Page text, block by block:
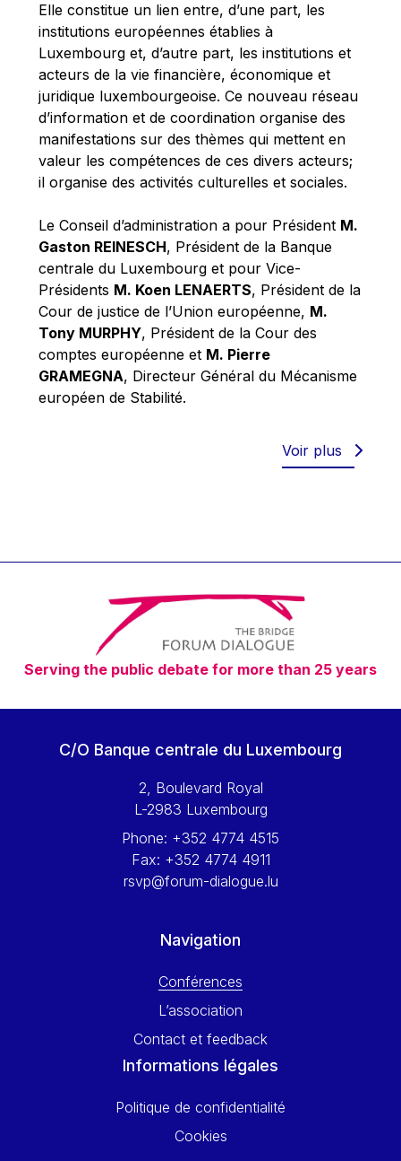
Michael Sohlman
Michel Goedert
Mireille Delmas-Marty
Nobuo Tanaka
Otmar Issing
Paolo Mengozzi
Paschal Donohoe
Pat Cox
Patrizia Nanz
Philippe Maystadt
Pierre Gramegna
Richard Pelly
Robert Goebbels
Robert REYNDERS
Timothy Radcliffe
Vaclav Klaus
Vassilios Skouris
Vítor Manuel da Silva Caldeira
Viviane Reding
Walter Hagg
Wolfgang Ketterle
Yossi Beillin
Yves FRANCHET
Elle constitue un lien entre, d’une part, les
institutions européennes établies à
Luxembourg et, d’autre part, les institutions et
acteurs de la vie financière, économique et
juridique luxembourgeoise. Ce nouveau réseau
d’information et de coordination organise des
manifestations sur des thèmes qui mettent en
valeur les compétences de ces divers acteurs;
il organise des activités culturelles et sociales.
Le Conseil d’administration a pour Président M.
Gaston REINESCH, Président de la Banque
centrale du Luxembourg et pour Vice-
Présidents M. Koen LENAERTS, Président de la
Cour de justice de l’Union européenne, M.
Tony MURPHY, Président de la Cour des
comptes européenne et M. Pierre
GRAMEGNA, Directeur Général du Mécanisme
européen de Stabilité.
Voir plus
Serving the public debate for more than 25 years
C/O Banque centrale du Luxembourg
2, Boulevard Royal
L-2983 Luxembourg
Phone: +352 4774 4515
Fax: +352 4774 4911
rsvp@forum-dialogue.lu
Navigation
Conférences
L’association
Contact et feedback
Informations légales
Politique de confidentialité
Cookies